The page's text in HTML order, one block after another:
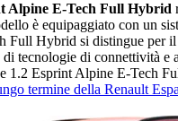
Alpine E-Tech Full Hybrid
è equipaggiato con un
Full Hybrid si distingue per il
tecnologie di connettività e
1.2 Esprint Alpine E-Tech
termine della Renault